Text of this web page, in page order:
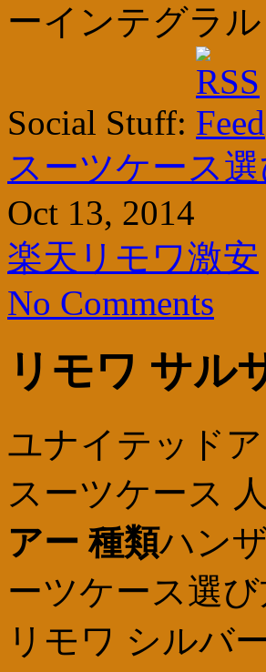
ーインテグラ
Social Stuff:
スーツケース
Oct 13, 2014
楽天リモワ激安
No Comments
リモワ サル
ユナイテッド
スーツケース
アー 種類ハン
ーツケース選
リモワ シルバ